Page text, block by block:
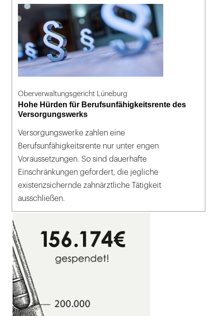
Oberverwaltungsgericht Lüneburg
Hohe Hürden für Berufsunfähigkeitsrente des
Versorgungswerks
Versorgungswerke zahlen eine
Berufsunfähigkeitsrente nur unter engen
Voraussetzungen. So sind dauerhafte
Einschränkungen gefordert, die jegliche
existenzsichernde zahnärztliche Tätigkeit
ausschließen.